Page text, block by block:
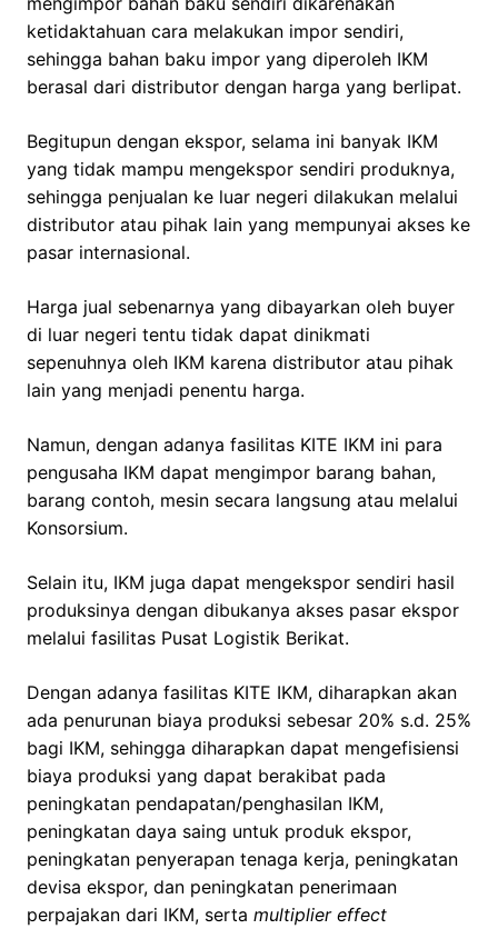
ketidaktahuan cara melakukan impor sendiri,
sehingga bahan baku impor yang diperoleh IKM
berasal dari distributor dengan harga yang berlipat.
Begitupun dengan ekspor, selama ini banyak IKM
yang tidak mampu mengekspor sendiri produknya,
sehingga penjualan ke luar negeri dilakukan melalui
distributor atau pihak lain yang mempunyai akses ke
pasar internasional.
Harga jual sebenarnya yang dibayarkan oleh buyer
di luar negeri tentu tidak dapat dinikmati
sepenuhnya oleh IKM karena distributor atau pihak
lain yang menjadi penentu harga.
Namun, dengan adanya fasilitas KITE IKM ini para
pengusaha IKM dapat mengimpor barang bahan,
barang contoh, mesin secara langsung atau melalui
Konsorsium.
Selain itu, IKM juga dapat mengekspor sendiri hasil
produksinya dengan dibukanya akses pasar ekspor
melalui fasilitas Pusat Logistik Berikat.
Dengan adanya fasilitas KITE IKM, diharapkan akan
ada penurunan biaya produksi sebesar 20% s.d. 25%
bagi IKM, sehingga diharapkan dapat mengefisiensi
biaya produksi yang dapat berakibat pada
peningkatan pendapatan/penghasilan IKM,
peningkatan daya saing untuk produk ekspor,
peningkatan penyerapan tenaga kerja, peningkatan
devisa ekspor, dan peningkatan penerimaan
perpajakan dari IKM, serta multiplier effect